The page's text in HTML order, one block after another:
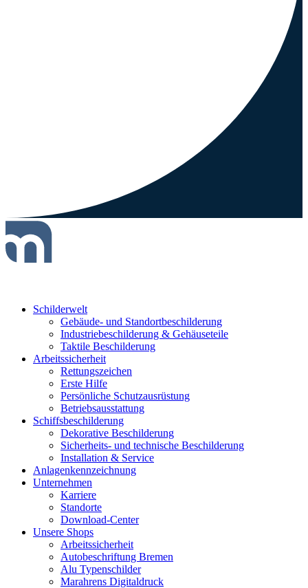
Schilderwelt
Gebäude- und Standortbeschilderung
Industriebeschilderung & Gehäuseteile
Taktile Beschilderung
Arbeitssicherheit
Rettungszeichen
Erste Hilfe
Persönliche Schutzausrüstung
Betriebsausstattung
Schiffsbeschilderung
Dekorative Beschilderung
Sicherheits- und technische Beschilderung
Installation & Service
Anlagenkennzeichnung
Unternehmen
Karriere
Standorte
Download-Center
Unsere Shops
Arbeitssicherheit
Autobeschriftung Bremen
Alu Typenschilder
Marahrens Digitaldruck